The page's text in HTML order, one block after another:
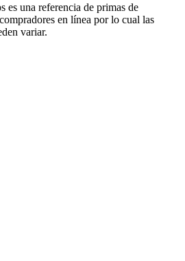
es una referencia de primas de
en línea por lo cual las
variar.